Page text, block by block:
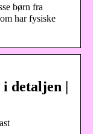
børn fra
har fysiske
i detaljen |